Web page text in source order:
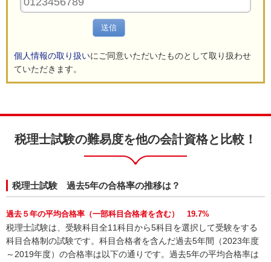
送信
個人情報の取り扱いにご同意いただいたものとして取り扱わせ
ていただきます。
税理士試験の難易度を他の会計資格と比較！
税理士試験 過去5年の合格率の推移は？
過去５年の平均合格率（一部科目合格者を含む） 19.7%
税理士試験は、受験科目全11科目から5科目を選択して受験をする
科目合格制の試験です。科目合格者を含んだ過去5年間（2023年度
～2019年度）の合格率は以下の通りです。過去5年の平均合格率は